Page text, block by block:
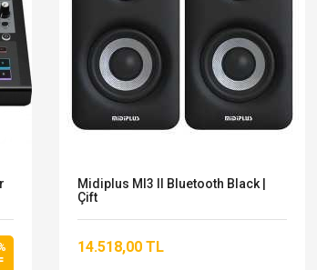
Midiplus MI3 II Bluetooth Black |
Çift
14.518,00 TL